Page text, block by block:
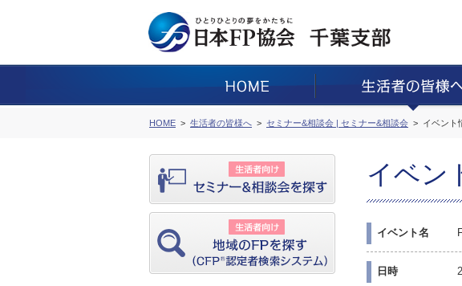
HOME 生活者の皆様へ セミナー&相談会 | セミナー&相談会 イベント
イベン
イベント名
日時